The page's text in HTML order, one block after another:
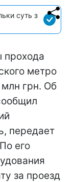
суть з
прохода
метро
млн грн. Об
передает
его
за проезд